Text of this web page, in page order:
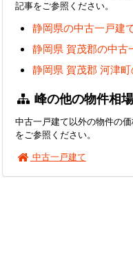
記事をご参照ください。
静岡県の中古一戸建
静岡県 賀茂郡の中古
静岡県 賀茂郡 河津
峰の他の物件相
中古一戸建て以外の物件の
をご参照ください。
中古一戸建て